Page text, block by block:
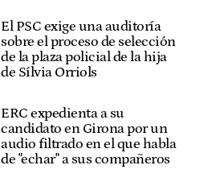
El PSC exige una auditoría
sobre el proceso de selección
de la plaza policial de la hija
de Sílvia Orriols
ERC expedienta a su
candidato en Girona por un
audio filtrado en el que habla
de "echar" a sus compañeros